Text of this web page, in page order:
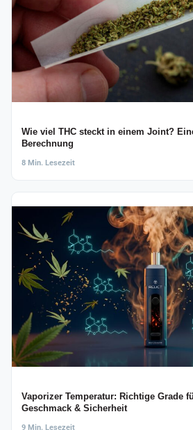
Wie viel THC steckt in einem Joint?
Berechnung
8 Min. Lesezeit
Vaporizer Temperatur: Richtige Grade
Geschmack & Sicherheit
9 Min. Lesezeit